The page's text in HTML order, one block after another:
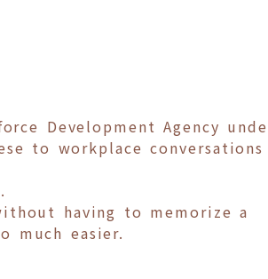
Development Agency
to workplace conversations
having to memorize a
much easier.